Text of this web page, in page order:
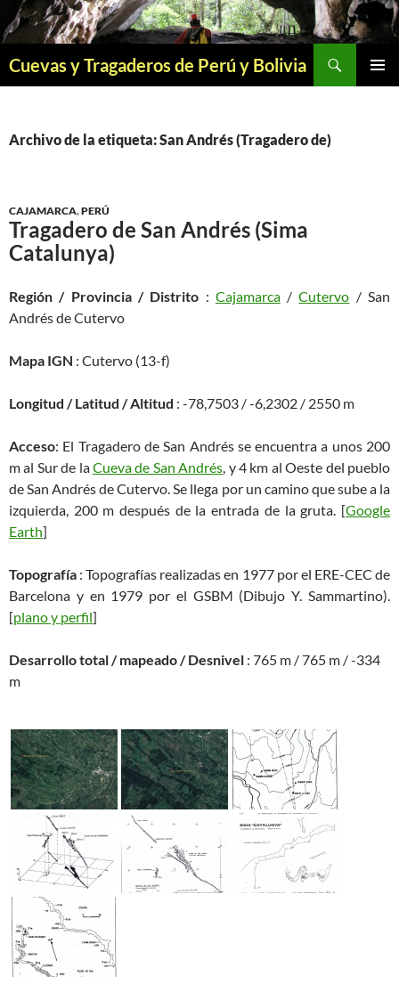
Saltar
al
Cuevas y Tragaderos de Perú y Bolivia
Archivo de la etiqueta: San Andrés (Tragadero de)
CAJAMARCA,PERÚ
Tragadero de San Andrés (Sima
Catalunya)
Región / Provincia / Distrito : Cajamarca/Cutervo / San
Andrés de Cutervo
Mapa IGN : Cutervo (13-f)
Longitud / Latitud / Altitud : -78,7503 / -6,2302 / 2550 m
Acceso: El Tragadero de San Andrés se encuentra a unos 200
m al Sur de laCueva de San Andrés, y 4 km al Oeste del pueblo
de San Andrés de Cutervo. Se llega por un camino que sube a la
izquierda, 200 m después de la entrada de la gruta. [Google
Earth]
Topografía : Topografías realizadas en 1977 por el ERE-CEC de
Barcelona y en 1979 por el GSBM (Dibujo Y. Sammartino).
[plano y perfil]
Desarrollo total / mapeado / Desnivel : 765 m / 765 m / -334
m